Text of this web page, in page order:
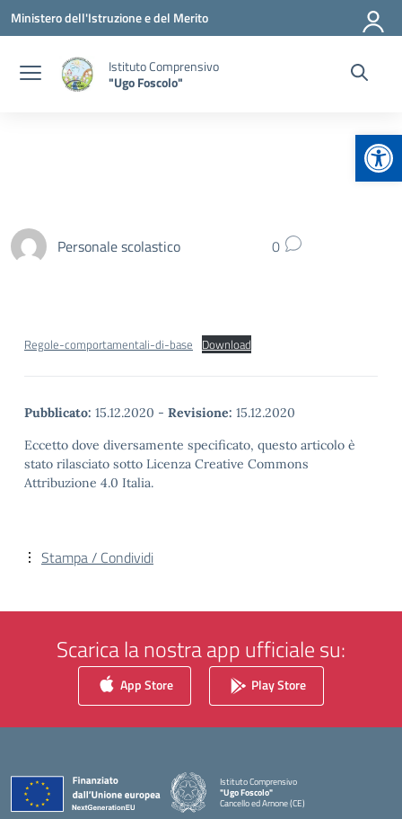
Vai ai contenuti
Vai al menu di navigazione
Vai al footer
Ministero dell'Istruzione e del Merito
Istituto Comprensivo
"Ugo Foscolo"
Personale scolastico 0
Regole-comportamentali-di-base Download
Pubblicato: 15.12.2020 - Revisione: 15.12.2020
Eccetto dove diversamente specificato, questo articolo è
stato rilasciato sotto Licenza Creative Commons
Attribuzione 4.0 Italia.
Stampa / Condividi
Scarica la nostra app ufficiale su:
App Store Play Store
Istituto Comprensivo
"Ugo Foscolo"
Cancello ed Arnone (CE)